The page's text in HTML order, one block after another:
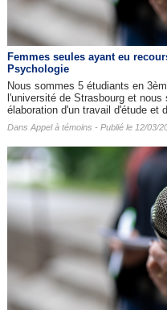
Femmes seules ayant eu
Psychologie
Nous sommes 5 étudiants en
l'université de Strasbourg et
élaboration d'un travail d'étude et
Dans Appel à témoins - Publié le 12/03/